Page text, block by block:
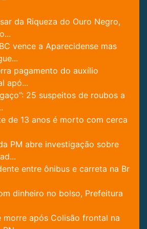
da Riqueza do Ouro Negro,
vence a Aparecidense mas
pagamento do auxílio
apó...
25 suspeitos de roubos a
de 13 anos é morto com cerca
PM abre investigação sobre
entre ônibus e carreta na Br
dinheiro no bolso, Prefeitura
morre após Colisão frontal na